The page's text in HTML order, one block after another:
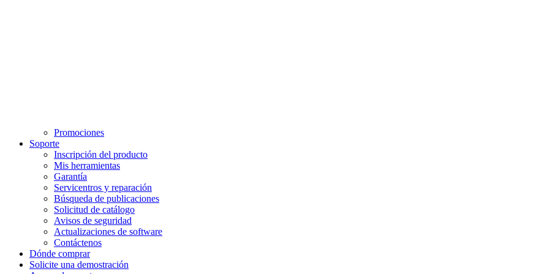
Promociones
Soporte
Inscripción del producto
Mis herramientas
Garantía
Servicentros y reparación
Búsqueda de publicaciones
Solicitud de catálogo
Avisos de seguridad
Actualizaciones de software
Contáctenos
Dónde comprar
Solicite una demostración